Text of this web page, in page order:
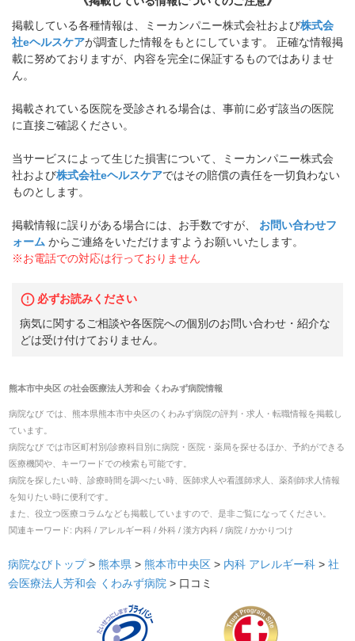
掲載している各種情報は、ミーカンパニー株式会社および株式会
社eヘルスケアが調査した情報をもとにしています。 正確な情報掲
載に努めておりますが、内容を完全に保証するものではありませ
ん。
掲載されている医院を受診される場合は、事前に必ず該当の医院
に直接ご確認ください。
当サービスによって生じた損害について、ミーカンパニー株式会
社および株式会社eヘルスケアではその賠償の責任を一切負わない
ものとします。
掲載情報に誤りがある場合には、お手数ですが、
お問い合わせフ
ォーム からご連絡をいただけますようお願いいたします。
※お電話での対応は行っておりません
必ずお読みください
病気に関するご相談や各医院への個別のお問い合わせ・紹介な
どは受け付けておりません。
熊本市中央区 の社会医療法人芳和会 くわみず病院情報
病院なび では、 熊本県熊本市中央区のくわみず病院の評判・求人・転職情報を掲載し
ています。
病院なび では市区町村別/診療科目別に病院・医院・薬局を探せるほか、予約ができる
医療機関や、キーワードでの検索も可能です。
病院を探したい時、診療時間を調べたい時、医師求人や看護師求人、薬剤師求人情報
を知りたい時に便利です。
また、役立つ医療コラムなども掲載していますので、是非ご覧になってください。
関連キーワード: 内科 / アレルギー科 / 外科 / 漢方内科 / 病院 / かかりつけ
病院なびトップ > 熊本県 > 熊本市中央区 > 内科 アレルギー科 > 社
会医療法人芳和会 くわみず病院 > 口コミ